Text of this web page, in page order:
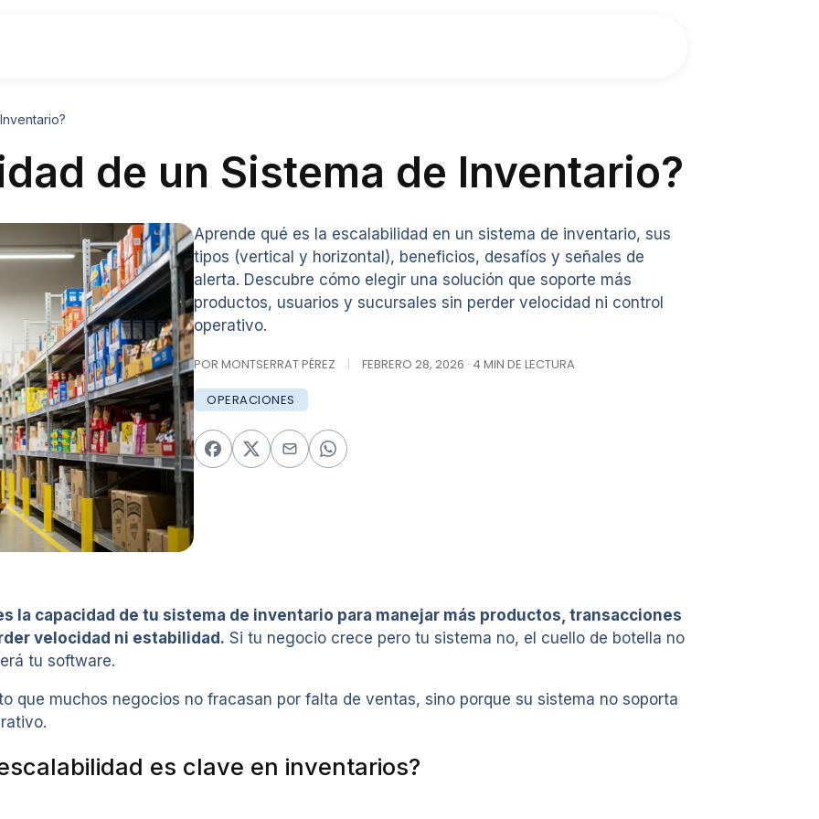
de un Sistema de Inventario?
Aprende qué es la escalabilidad en un sistema de inventario, sus
tipos (vertical y horizontal), beneficios, desafíos y señales de
alerta. Descubre cómo elegir una solución que soporte más
productos, usuarios y sucursales sin perder velocidad ni control
operativo.
POR MONTSERRAT PÉREZ | FEBRERO 28, 2026 · 4 MIN DE LECTURA
OPERACIONES
la capacidad de tu sistema de inventario para manejar más productos, transacciones
velocidad ni estabilidad. Si tu negocio crece pero tu sistema no, el cuello de botella no
tu software.
que muchos negocios no fracasan por falta de ventas, sino porque su sistema no soporta
es clave en inventarios?